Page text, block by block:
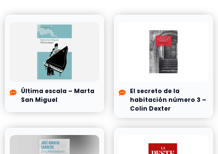
Última escala – Marta
San Miguel
El secreto de la
habitación número 3 –
Colin Dexter